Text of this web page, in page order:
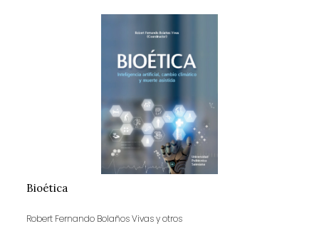
Bioética
Robert Fernando Bolaños Vivas y otros